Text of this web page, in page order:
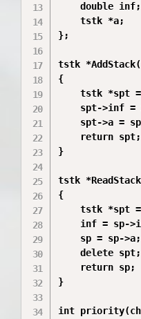
    double inf;
    tstk *a;
};
tstk
{
tstk *spt
spt->inf =
spt->a =
    return spt;
}
tstk
{
tstk *spt
inf = sp-
    sp = sp->a;
    delete spt;
    return sp;
}
int priority(char